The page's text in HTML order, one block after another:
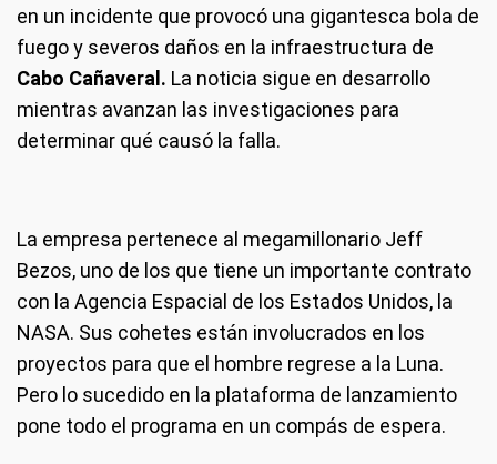
El momento de la tremenda explosión de un cohete que forma parte
del plan para volver a la Luna. (Foto: Captura de tv)
en un incidente que provocó una gigantesca bola de
fuego y severos daños en la infraestructura de
Cabo Cañaveral. La noticia sigue en desarrollo
mientras avanzan las investigaciones para
determinar qué causó la falla.
La empresa pertenece al megamillonario Jeff
Bezos, uno de los que tiene un importante contrato
con la Agencia Espacial de los Estados Unidos, la
NASA. Sus cohetes están involucrados en los
proyectos para que el hombre regrese a la Luna.
Pero lo sucedido en la plataforma de lanzamiento
pone todo el programa en un compás de espera.